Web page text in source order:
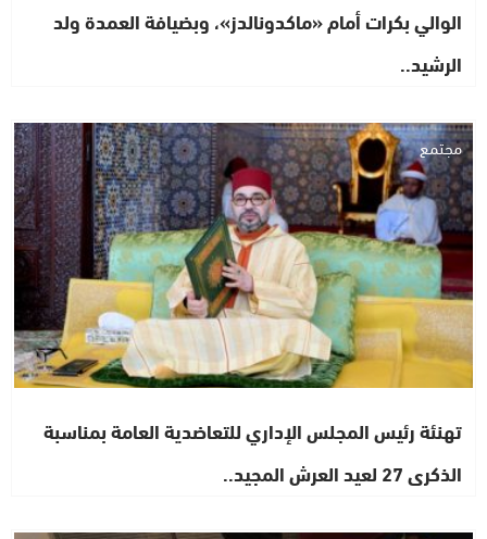
الوالي بكرات أمام «ماكدونالدز»، وبضيافة العمدة ولد
الرشيد..
مجتمع
تهنئة رئيس المجلس الإداري للتعاضدية العامة بمناسبة
الذكرى 27 لعيد العرش المجيد..